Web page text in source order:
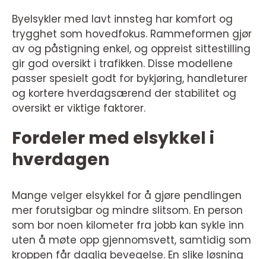
Byelsykler med lavt innsteg har komfort og
trygghet som hovedfokus. Rammeformen gjør
av og påstigning enkel, og oppreist sittestilling
gir god oversikt i trafikken. Disse modellene
passer spesielt godt for bykjøring, handleturer
og kortere hverdagsærend der stabilitet og
oversikt er viktige faktorer.
Fordeler med elsykkel i
hverdagen
Mange velger elsykkel for å gjøre pendlingen
mer forutsigbar og mindre slitsom. En person
som bor noen kilometer fra jobb kan sykle inn
uten å møte opp gjennomsvett, samtidig som
kroppen får daglig bevegelse. En slike løsning